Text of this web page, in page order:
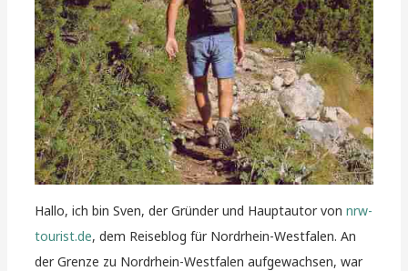
Hallo, ich bin Sven, der Gründer und Hauptautor vonnrw-
tourist.de, dem Reiseblog für Nordrhein-Westfalen. An
der Grenze zu Nordrhein-Westfalen aufgewachsen, war